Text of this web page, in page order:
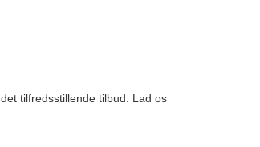
tilfredsstillende tilbud. Lad os